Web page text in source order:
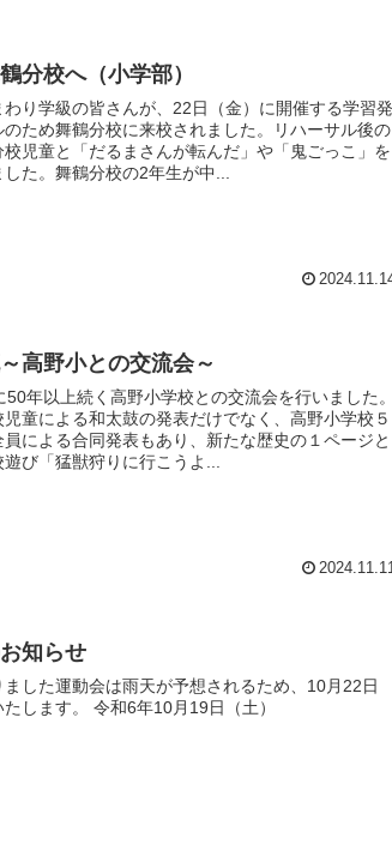
分校へ（小学部）
り学級の皆さんが、22日（金）に開催する学習発
ため舞鶴分校に来校されました。リハーサル後の
児童と「だるまさんが転んだ」や「鬼ごっこ」を
た。舞鶴分校の2年生が中...
高野小との交流会～
年以上続く高野小学校との交流会を行いました。
童による和太鼓の発表だけでなく、高野小学校５
による合同発表もあり、新たな歴史の１ページと
び「猛獣狩りに行こうよ...
2024.11.11
知らせ
した運動会は雨天が予想されるため、10月22日
（火）に順延といたします。 令和6年10月19日（土）